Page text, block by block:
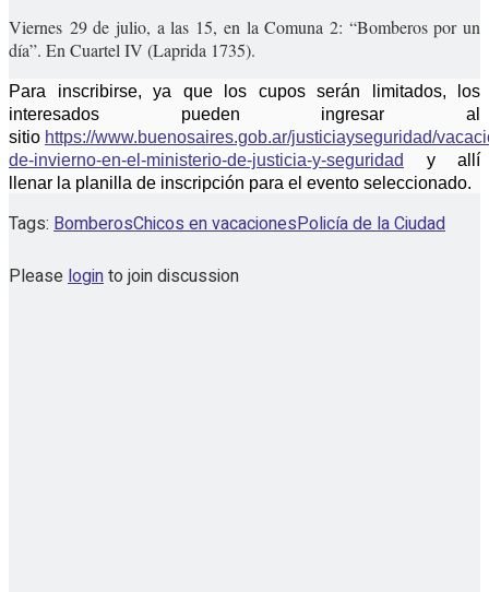
Viernes 29 de julio, a las 15, en la Comuna 2: “Bomberos por un
día”. En Cuartel IV (Laprida 1735).
Para inscribirse, ya que los cupos serán limitados, los
interesados pueden ingresar al
sitio https://www.buenosaires.gob.ar/justiciayseguridad/
de-invierno-en-el-ministerio-de-justicia-y-seguridad
y allí
llenar la planilla de inscripción para el evento seleccionado.
Tags: BomberosChicos en vacacionesPolicía de la Ciudad
Pleaseloginto join discussion